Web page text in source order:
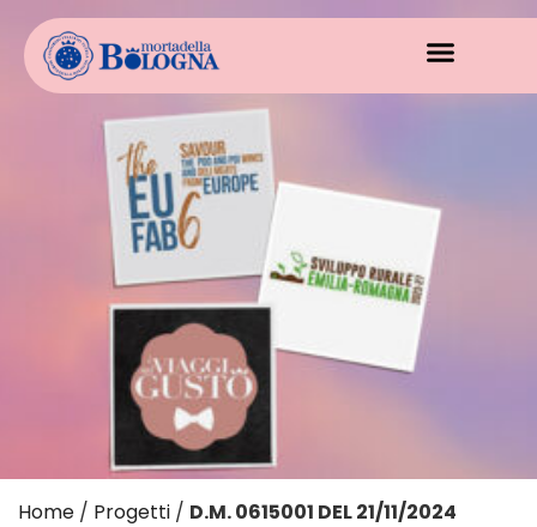
Home / Progetti / D.M. 0615001 DEL 21/11/2024